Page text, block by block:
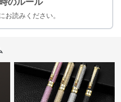
のルール
お読みください。